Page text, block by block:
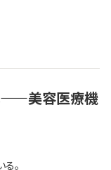
——美容医療機
。